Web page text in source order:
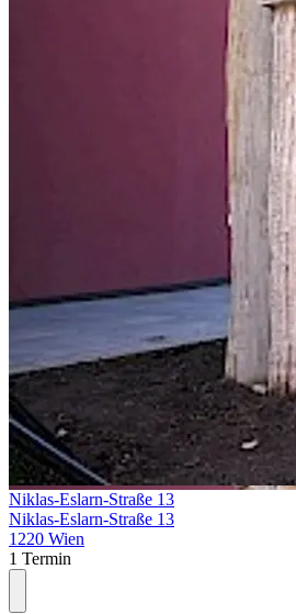
Niklas-Eslarn-Straße 13
Niklas-Eslarn-Straße 13
1220 Wien
1 Termin